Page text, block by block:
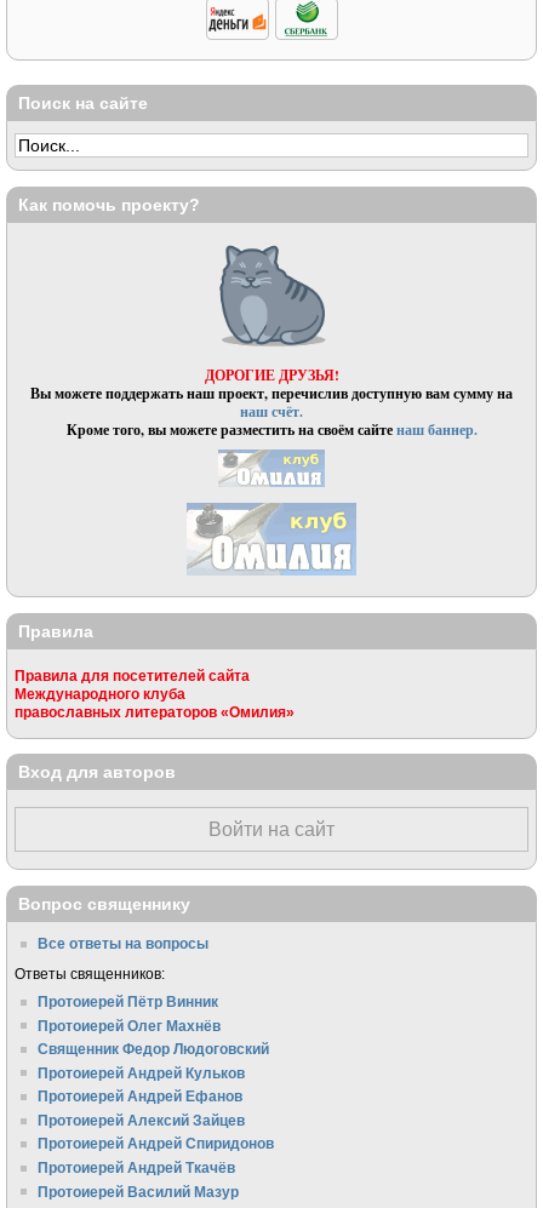
Поиск на сайте
Как помочь проекту?
ДОРОГИЕ ДРУЗЬЯ!
Вы можете поддержать наш проект, перечислив доступную вам сумму на
наш счёт.
Кроме того, вы можете разместить на своём сайтенаш баннер.
Правила
Правила для посетителей сайта
Международного клуба
православных литераторов «Омилия»
Вход для авторов
Войти на сайт
Вопрос священнику
Все ответы на вопросы
Ответы священников:
Протоиерей Пётр Винник
Протоиерей Олег Махнёв
Священник Федор Людоговский
Протоиерей Андрей Кульков
Протоиерей Андрей Ефанов
Протоиерей Алексий Зайцев
Протоиерей Андрей Спиридонов
Протоиерей Андрей Ткачёв
Протоиерей Василий Мазур